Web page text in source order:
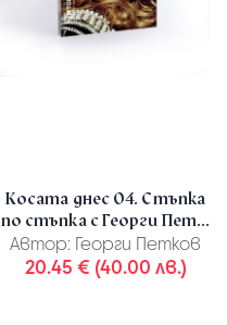
Косата днес 04. Стъпка
по стъпка с Георги Пет...
Автор: Георги Петков
20.45 € (40.00 лв.)